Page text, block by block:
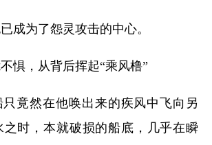
成为了怨灵攻击的中心。
惧，从背后挥起“乘风橹”
只竟然在他唤出来的疾风中飞向另
时，本就破损的船底，几乎在瞬